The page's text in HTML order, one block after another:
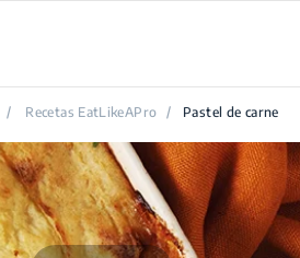
/ Recetas EatLikeAPro / Pastel de carne